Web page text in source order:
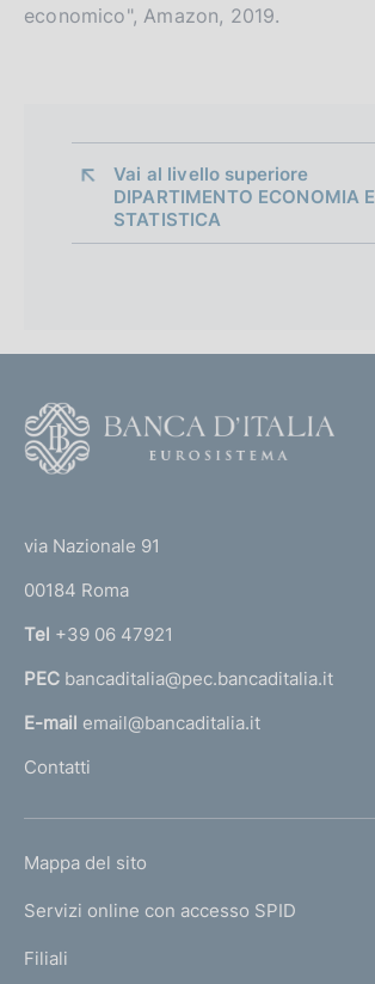
economico", Amazon, 2019.
Vai al livello superiore
DIPARTIMENTO ECONOMIA E
STATISTICA
r
n
a
l
m
e
a
via Nazionale 91
00184 Roma
Tel +39 06 47921
PEC bancaditalia@pec.bancaditalia.it
E-mail email@bancaditalia.it
Contatti
L
N
K
Mappa del sito
Servizi online con accesso SPID
Filiali